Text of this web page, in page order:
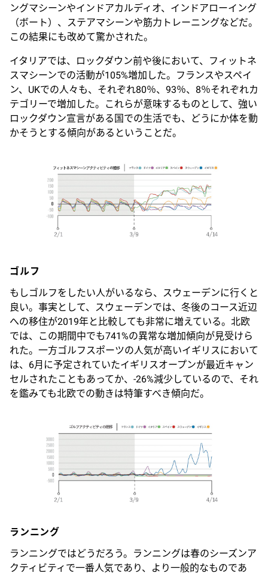
ングマシーンやインドアカルディオ、インドアローイング
（ボート）、ステアマシーンや筋力トレーニングなどだ。
この結果にも改めて驚かされた。
イタリアでは、ロックダウン前や後において、フィットネ
スマシーンでの活動が105%増加した。フランスやスペイ
ン、UKでの人々も、それぞれ80％、93％、8％それぞれカ
テゴリーで増加した。これらが意味するものとして、強い
ロックダウン宣言がある国での生活でも、どうにか体を動
かそうとする傾向があるということだ。
ゴルフ
もしゴルフをしたい人がいるなら、スウェーデンに行くと
良い。事実として、スウェーデンでは、冬後のコース近辺
への移住が2019年と比較しても非常に増えている。北欧
では、この期間中でも741%の異常な増加傾向が見受けら
れた。一方ゴルフスポーツの人気が高いイギリスにおいて
は、6月に予定されていたイギリスオープンが最近キャン
セルされたこともあってか、-26%減少しているので、それ
を鑑みても北欧での動きは特筆すべき傾向だ。
ランニング
ランニングではどうだろう。ランニングは春のシーズンア
クティビティで一番人気であり、より一般的なものであ